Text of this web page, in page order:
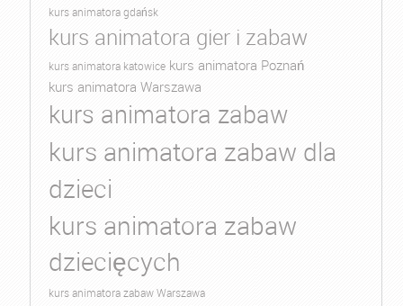
kurs animatora gdańsk
kurs animatora gier i zabaw
kurs animatora katowice kurs animatora Poznań
kurs animatora Warszawa
kurs animatora zabaw
kurs animatora zabaw dla
dzieci
kurs animatora zabaw
dziecięcych
kurs animatora zabaw Warszawa